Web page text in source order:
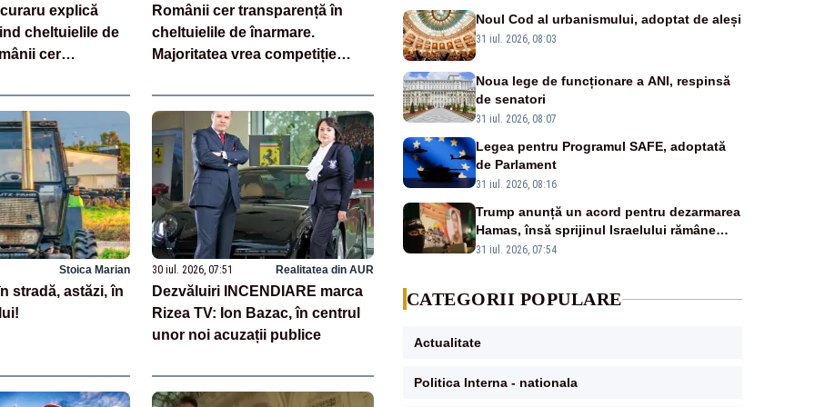
explică
cheltuielile de
cer
partenerii externi
Românii cer transparență în
cheltuielile de înarmare.
Majoritatea vrea competiție
SONDAJ
Stoica Marian
stradă, astăzi, în
30 iul. 2026, 07:51 Realitatea din AUR
Dezvăluiri INCENDIARE marca
Rizea TV: Ion Bazac, în centrul
unor noi acuzații publice
Noul Cod al urbanismului, adoptat de aleși
31 iul. 2026, 08:03
Noua lege de funcționare a ANI, respinsă
de senatori
31 iul. 2026, 08:07
Legea pentru Programul SAFE, adoptată
de Parlament
31 iul. 2026, 08:16
Trump anunță un acord pentru dezarmarea
Hamas, însă sprijinul Israelului rămâne
incert
31 iul. 2026, 07:54
CATEGORII POPULARE
Actualitate
Politica Interna - nationala